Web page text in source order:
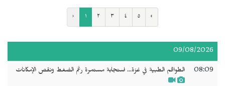
‹ ١ ٢ ٣ ٤ ٥ ›
09/08/2026
08:09 الطواقم الطبية في غزة... استجابة مستمرة رغم الضغط ونقص الإمكانات